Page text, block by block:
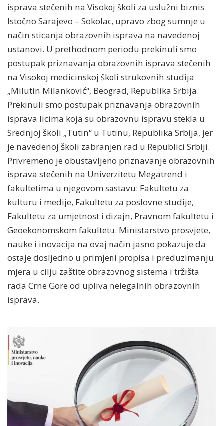
isprava stečenih na Visokoj školi za uslužni biznis
Istočno Sarajevo – Sokolac, upravo zbog sumnje u
način sticanja obrazovnih isprava na navedenoj
ustanovi. U prethodnom periodu prekinuli smo
postupak priznavanja obrazovnih isprava stečenih
na Visokoj medicinskoj školi strukovnih studija
„Milutin Milanković“, Beograd, Republika Srbija.
Prekinuli smo postupak priznavanja obrazovnih
isprava licima koja su obrazovnu ispravu stekla u
Srednjoj školi „Tutin“ u Tutinu, Republika Srbija, jer
je navedenoj školi zabranjen rad u Republici Srbiji.
Privremeno je obustavljeno priznavanje obrazovnih
isprava stečenih na Univerzitetu Megatrend i
fakultetima u njegovom sastavu: Fakultetu za
kulturu i medije, Fakultetu za poslovne studije,
Fakultetu za umjetnost i dizajn, Pravnom fakultetu i
Geoekonomskom fakultetu. Ministarstvo prosvjete,
nauke i inovacija na ovaj način jasno pokazuje da
ostaje dosljedno u primjeni propisa i preduzimanju
mjera u cilju zaštite obrazovnog sistema i tržišta
rada Crne Gore od upliva nelegalnih obrazovnih
isprava.